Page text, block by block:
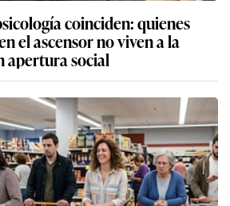
coinciden: quienes
el ascensor no viven a la
apertura social